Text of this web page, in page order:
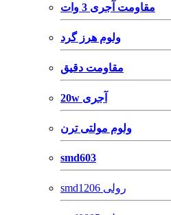
مقاومت آجری 3 وات
ولوم هرز گرد
مقاومت دقیق
20w آجری
ولوم مولتی ترن
smd603
smd1206 رولی